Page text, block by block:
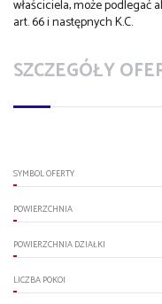
właściciela, może podlegać
art. 66 i następnych K.C.
SZCZEGÓŁY
SYMBOL OFERTY
POWIERZCHNIA
POWIERZCHNIA DZIAŁKI
LICZBA POKOI